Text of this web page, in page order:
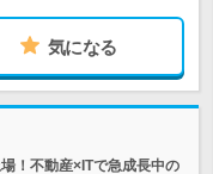
気になる
！不動産×ITで急成長中の